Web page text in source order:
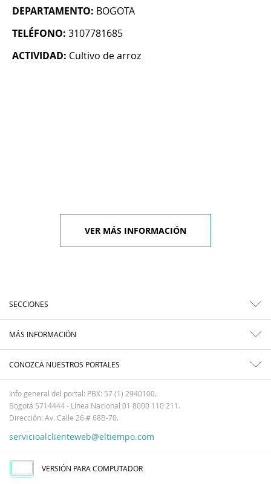
DEPARTAMENTO: BOGOTA
TELÉFONO: 3107781685
ACTIVIDAD: Cultivo de arroz
VER MÁS INFORMACIÓN
SECCIONES
MÁS INFORMACIÓN
CONOZCA NUESTROS PORTALES
Info general del portal: PBX: 57 (1) 2940100.
Bogotá 5714444 - Línea Nacional 01 8000 110 211.
Dirección: Av. Calle 26 # 68B-70.
servicioalclienteweb@eltiempo.com
VERSIÓN PARA COMPUTADOR